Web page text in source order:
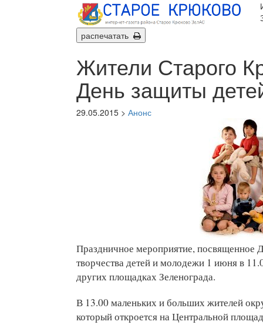
распечатать
Жители Старого
День защиты
29.05.2015 > Анонс
Праздничное мероприятие, посвященное
творчества детей и молодежи 1 июня в
других площадках Зеленограда.
В 13.00 маленьких и больших жителей
который откроется на Центральной